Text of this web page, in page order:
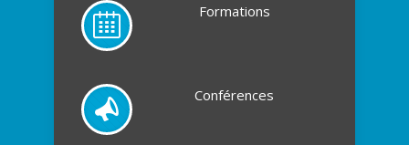
Formations
Conférences